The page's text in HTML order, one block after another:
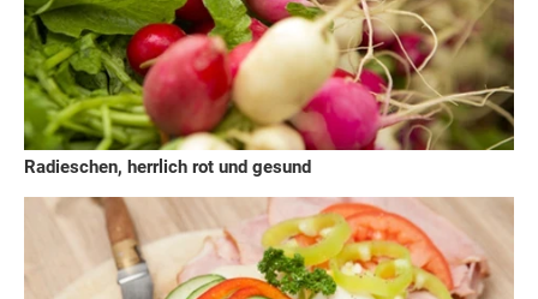
Radieschen, herrlich rot und gesund